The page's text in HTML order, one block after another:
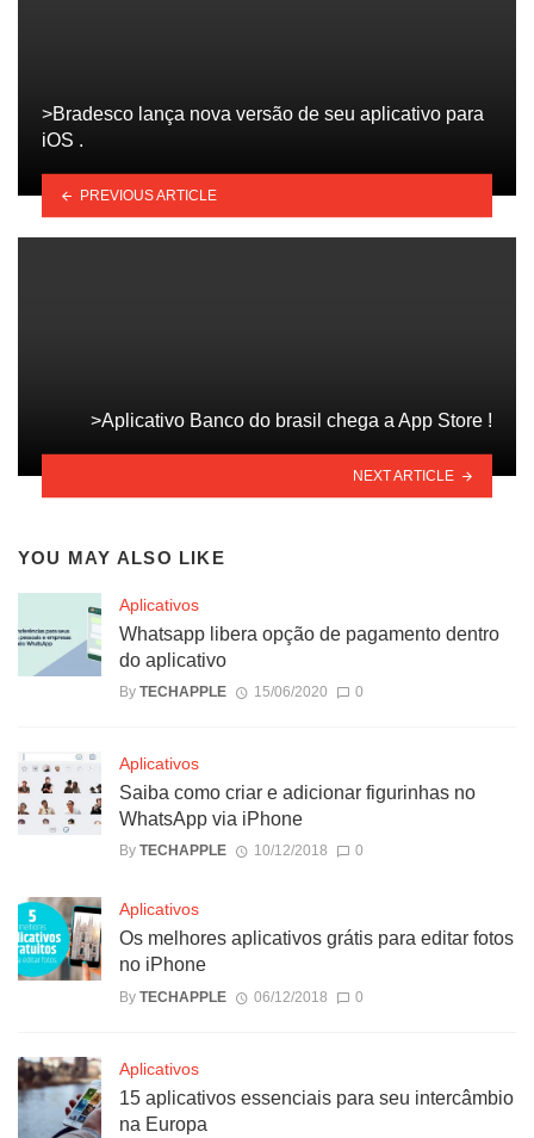
>Bradesco lança nova versão de seu aplicativo para
iOS .
PREVIOUS ARTICLE
>Aplicativo Banco do brasil chega a App Store !
NEXT ARTICLE
YOU MAY ALSO LIKE
Aplicativos
Whatsapp libera opção de pagamento dentro
do aplicativo
By TECHAPPLE 15/06/2020 0
Aplicativos
Saiba como criar e adicionar figurinhas no
WhatsApp via iPhone
By TECHAPPLE 10/12/2018 0
Aplicativos
Os melhores aplicativos grátis para editar fotos
no iPhone
By TECHAPPLE 06/12/2018 0
Aplicativos
15 aplicativos essenciais para seu intercâmbio
na Europa